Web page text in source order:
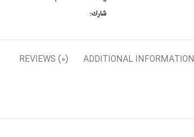
شارك:
ADDITIONAL INFORMATION
REVIEWS (0)